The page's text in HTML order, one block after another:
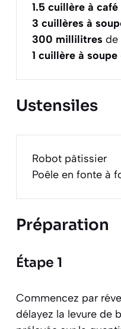
1.5 cuillère à café
3 cuillères à
300 millilitres de
1 cuillère à soupe
Ustensiles
Robot pâtissier
Poêle en fonte à
Préparation
Étape 1
Commencez par
délayez la levure de